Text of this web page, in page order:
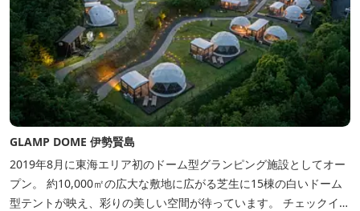
GLAMP DOME 伊勢賢島
2019年8月に東海エリア初のドーム型グランピング施設としてオー
プン。 約10,000㎡の広大な敷地に広がる芝生に15棟の白いドーム
型テントが映え、彩りの美しい空間が待っています。 チェックイン